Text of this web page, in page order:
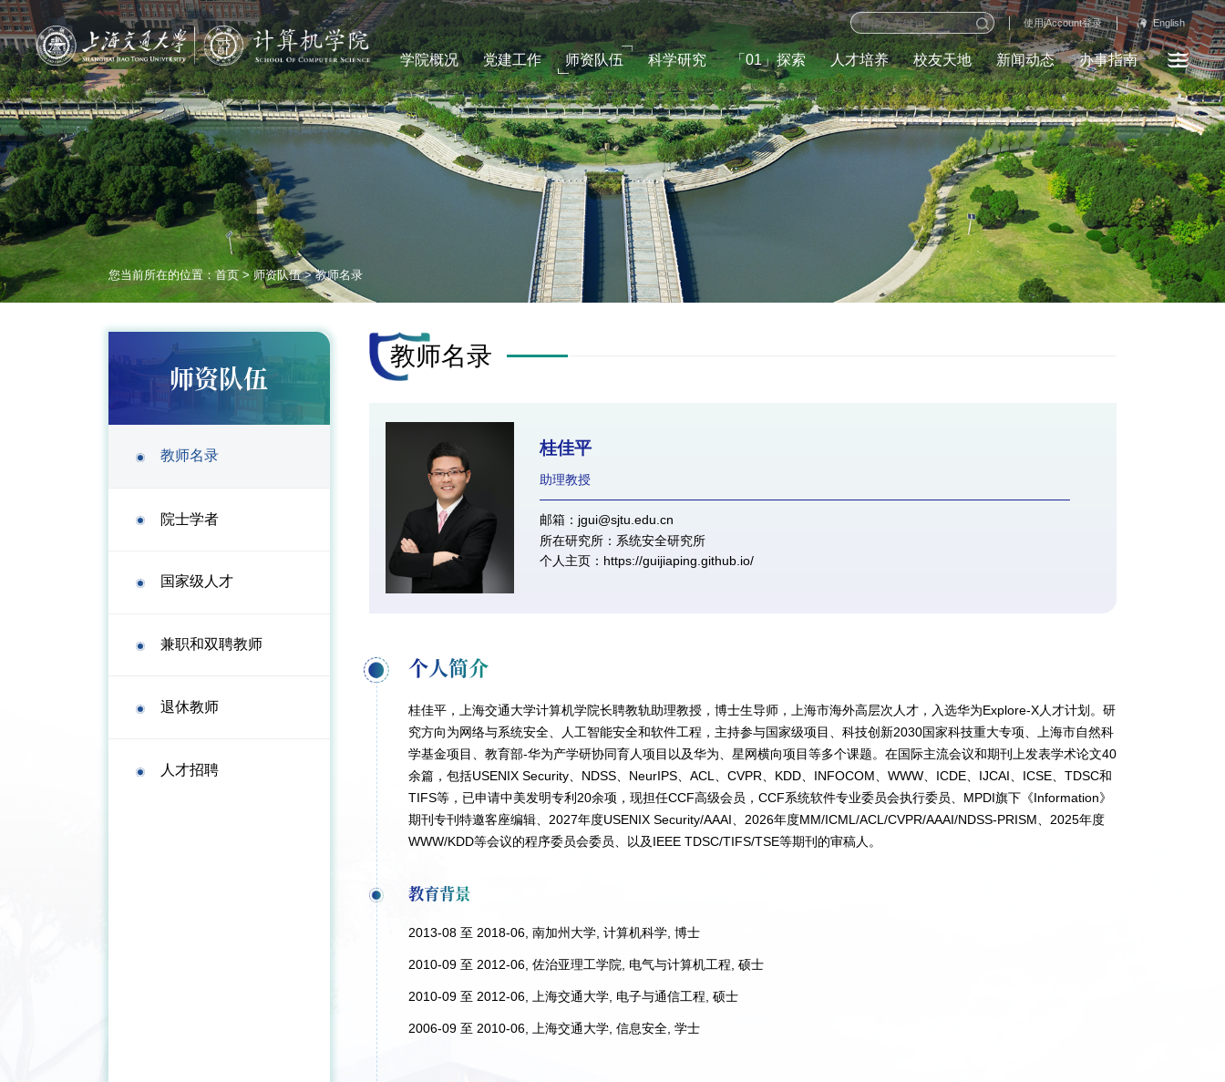
使用jAccount登录 English
学院概况 党建工作 师资队伍 科学研究 「01」探索 人才培养 校友天地 新闻动态 办事指南
您当前所在的位置： 首页>师资队伍>教师名录
师资队伍
教师名录
院士学者
国家级人才
兼职和双聘教师
退休教师
人才招聘
教师名录
桂佳平
助理教授
邮箱：jgui@sjtu.edu.cn
所在研究所：系统安全研究所
个人主页： https://guijiaping.github.io/
个人简介
桂佳平 ，上海交通大学计算机学院长聘教轨助理教授，博士生导师，
上海市海外高层次人才，入选华为Explore-X人才计划。研
究方向为网络与系统安全、人工智能安全和软件工程， 主持参与国家级项目、科技创新2030国家科技重大专项、上海市自然科
学基金项目
、教育部-华为产学研协同育人项目 以及华为、星网横向项目等多个课题。在国际主流会议和期刊上发表学术论文40
余篇，包括USENIX Security、NDSS、NeurIPS、ACL、CVPR、KDD、INFOCOM、WWW、ICDE、IJCAI、ICSE、TDSC和
TIFS等，已申请中美发明专利20余项，现担任CCF高级会员，CCF系统软件专业委员会执行委员、MPDI旗下《Information》
期刊专刊特邀客座编辑、 2027年度USENIX Security/AAAI、 2026年度MM/ICML/ACL/CVPR/AAAI/NDSS-PRISM、2025年度
WWW/KDD等会议的程序委员会委员、以及IEEE TDSC/TIFS/TSE等期刊的审稿人。
教育背景
2013-08 至 2018-06, 南加州大学, 计算机科学, 博士
2010-09 至 2012-06, 佐治亚理工学院, 电气与计算机工程, 硕士
2010-09 至 2012-06, 上海交通大学, 电子与通信工程, 硕士
2006-09 至 2010-06, 上海交通大学, 信息安全, 学士